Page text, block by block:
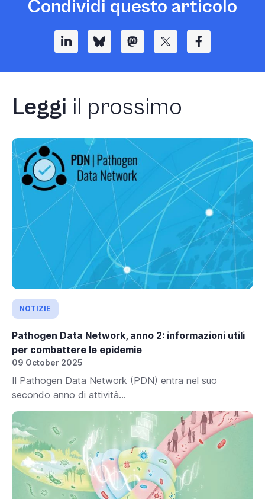
Condividi questo articolo
Leggi il prossimo
NOTIZIE
Pathogen Data Network, anno 2: informazioni utili
per combattere le epidemie
09 October 2025
Il Pathogen Data Network (PDN) entra nel suo
secondo anno di attività...